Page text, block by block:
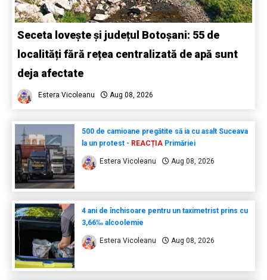
Seceta lovește și județul Botoșani: 55 de
localități fără rețea centralizată de apă sunt
deja afectate
Estera Vicoleanu Aug 08, 2026
500 de camioane pregătite să ia cu asalt Suceava
la un protest - REACȚIAPrimăriei
Estera Vicoleanu Aug 08, 2026
4 ani de închisoare pentru un taximetrist prins cu
3,66‰ alcoolemie
Estera Vicoleanu Aug 08, 2026